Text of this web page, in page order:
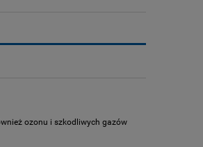
ozonu i szkodliwych gazów